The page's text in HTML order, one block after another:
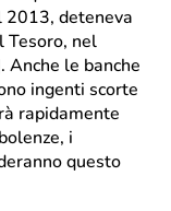
2013, deteneva
nel
le banche
ingenti scorte
rapidamente
i
questo